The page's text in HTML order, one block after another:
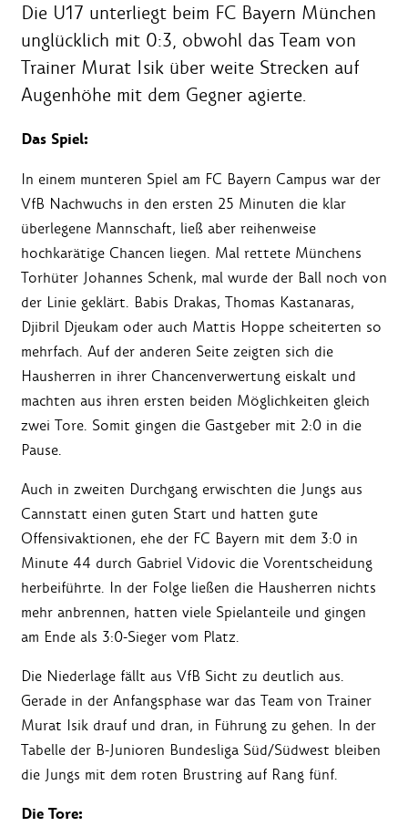
Die U17 unterliegt beim FC Bayern München
unglücklich mit 0:3, obwohl das Team von
Trainer Murat Isik über weite Strecken auf
Augenhöhe mit dem Gegner agierte.
Das Spiel:
In einem munteren Spiel am FC Bayern Campus war der
VfB Nachwuchs in den ersten 25 Minuten die klar
überlegene Mannschaft, ließ aber reihenweise
hochkarätige Chancen liegen. Mal rettete Münchens
Torhüter Johannes Schenk, mal wurde der Ball noch von
der Linie geklärt. Babis Drakas, Thomas Kastanaras,
Djibril Djeukam oder auch Mattis Hoppe scheiterten so
mehrfach. Auf der anderen Seite zeigten sich die
Hausherren in ihrer Chancenverwertung eiskalt und
machten aus ihren ersten beiden Möglichkeiten gleich
zwei Tore. Somit gingen die Gastgeber mit 2:0 in die
Pause.
Auch in zweiten Durchgang erwischten die Jungs aus
Cannstatt einen guten Start und hatten gute
Offensivaktionen, ehe der FC Bayern mit dem 3:0 in
Minute 44 durch Gabriel Vidovic die Vorentscheidung
herbeiführte. In der Folge ließen die Hausherren nichts
mehr anbrennen, hatten viele Spielanteile und gingen
am Ende als 3:0-Sieger vom Platz.
Die Niederlage fällt aus VfB Sicht zu deutlich aus.
Gerade in der Anfangsphase war das Team von Trainer
Murat Isik drauf und dran, in Führung zu gehen. In der
Tabelle der B-Junioren Bundesliga Süd/Südwest bleiben
die Jungs mit dem roten Brustring auf Rang fünf.
Die Tore: